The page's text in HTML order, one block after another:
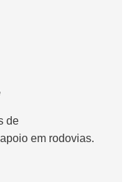
de
em rodovias.